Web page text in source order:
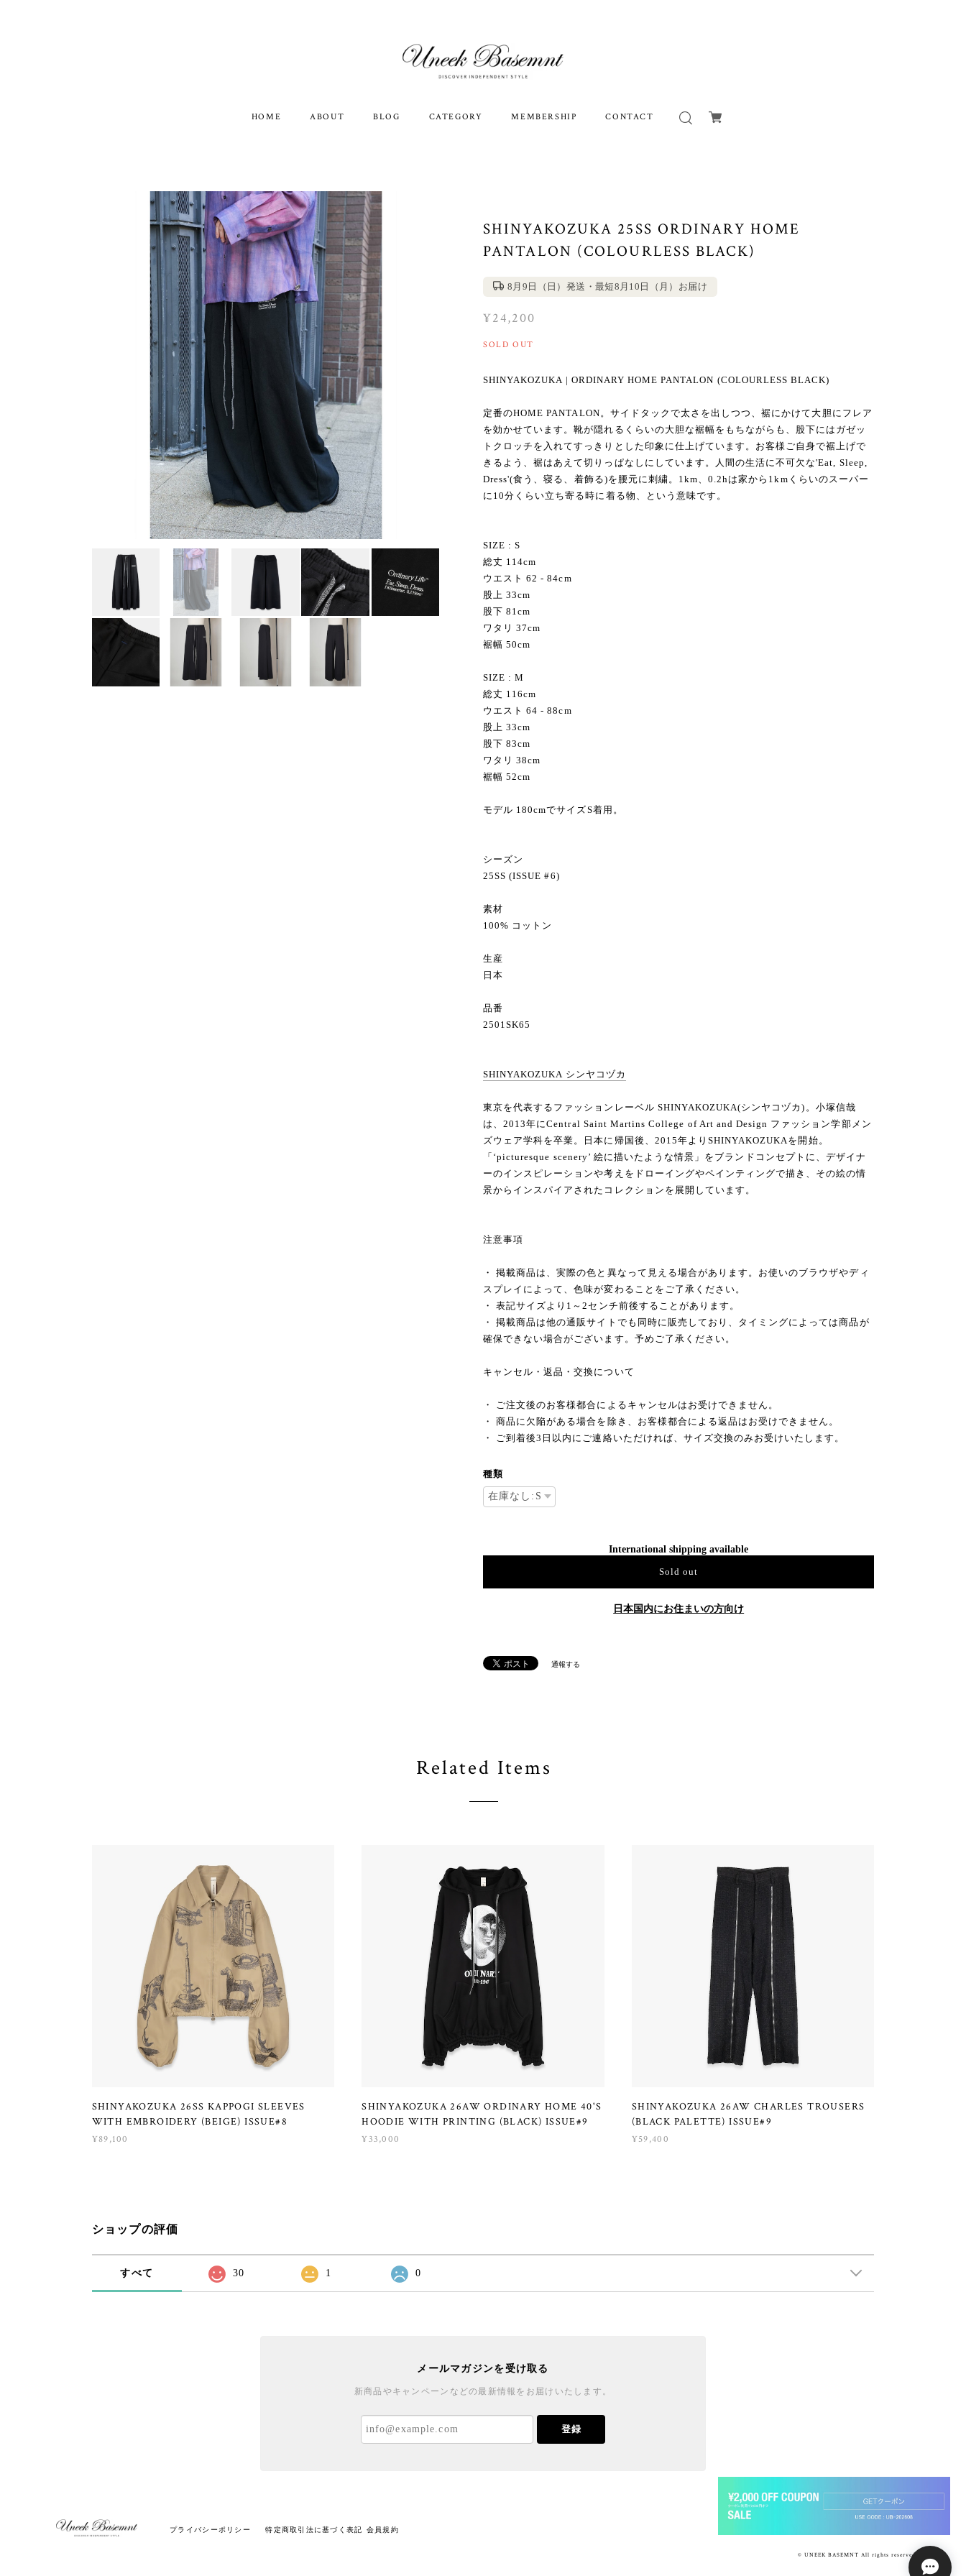
HOME ABOUT BLOG CATEGORY MEMBERSHIP CONTACT
SHINYAKOZUKA 25SS ORDINARY HOME
PANTALON (COLOURLESS BLACK)
8月9日（日）発送・最短8月10日（月）お届け
¥24,200
SOLD OUT
SHINYAKOZUKA | ORDINARY HOME PANTALON (COLOURLESS BLACK)
定番のHOME PANTALON。サイドタックで太さを出しつつ、裾にかけて大胆にフレア
を効かせています。靴が隠れるくらいの大胆な裾幅をもちながらも、股下にはガゼッ
トクロッチを入れてすっきりとした印象に仕上げています。お客様ご自身で裾上げで
きるよう、裾はあえて切りっぱなしにしています。人間の生活に不可欠な'Eat, Sleep,
Dress'(食う、寝る、着飾る)を腰元に刺繍。1km、0.2hは家から1kmくらいのスーパー
に10分くらい立ち寄る時に着る物、という意味です。
SIZE : S
総丈 114cm
ウエスト 62 - 84cm
股上 33cm
股下 81cm
ワタリ 37cm
裾幅 50cm
SIZE : M
総丈 116cm
ウエスト 64 - 88cm
股上 33cm
股下 83cm
ワタリ 38cm
裾幅 52cm
モデル 180cmでサイズS着用。
シーズン
25SS (ISSUE #6)
素材
100% コットン
生産
日本
品番
2501SK65
SHINYAKOZUKA シンヤコヅカ
東京を代表するファッションレーベル SHINYAKOZUKA(シンヤコヅカ)。小塚信哉
は、2013年にCentral Saint Martins College of Art and Design ファッション学部メン
ズウェア学科を卒業。日本に帰国後、2015年よりSHINYAKOZUKAを開始。
「‘picturesque scenery’ 絵に描いたような情景」をブランドコンセプトに、デザイナ
ーのインスピレーションや考えをドローイングやペインティングで描き、その絵の情
景からインスパイアされたコレクションを展開しています。
注意事項
・ 掲載商品は、実際の色と異なって見える場合があります。お使いのブラウザやディ
スプレイによって、色味が変わることをご了承ください。
・ 表記サイズより1～2センチ前後することがあります。
・ 掲載商品は他の通販サイトでも同時に販売しており、タイミングによっては商品が
確保できない場合がございます。予めご了承ください。
キャンセル・返品・交換について
・ ご注文後のお客様都合によるキャンセルはお受けできません。
・ 商品に欠陥がある場合を除き、お客様都合による返品はお受けできません。
・ ご到着後3日以内にご連絡いただければ、サイズ交換のみお受けいたします。
種類
International shipping available
Sold out
日本国内にお住まいの方向け
通報する
Related Items
SHINYAKOZUKA 26SS KAPPOGI SLEEVES
WITH EMBROIDERY (BEIGE) ISSUE#8
¥89,100
SHINYAKOZUKA 26AW ORDINARY HOME 40'S
HOODIE WITH PRINTING (BLACK) ISSUE#9
¥33,000
SHINYAKOZUKA 26AW CHARLES TROUSERS
(BLACK PALETTE) ISSUE#9
¥59,400
ショップの評価
すべて 30 1 0
メールマガジンを受け取る
新商品やキャンペーンなどの最新情報をお届けいたします。
登録
プライバシーポリシー 特定商取引法に基づく表記 会員規約
© UNEEK BASEMNT All rights reserved.